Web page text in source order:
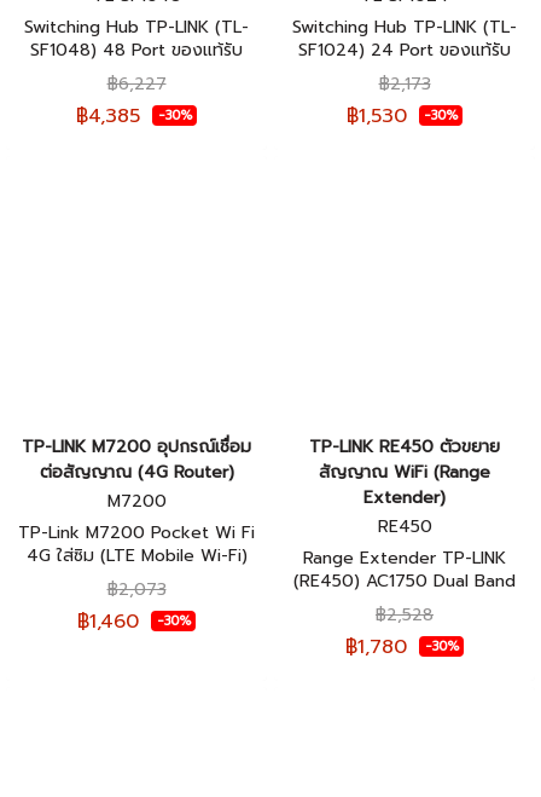
Switching Hub TP-LINK (TL-
SF1048) 48 Port ของแท้รับ
ประกันตลอดอายุการใช้งาน
฿6,227
฿4,385 -30%
Switching Hub TP-LINK (TL-
SF1024) 24 Port ของแท้รับ
ประกันตลอดอายุการใช้งาน
฿2,173
฿1,530 -30%
TP-LINK M7200 อุปกรณ์เชื่อม
ต่อสัญญาณ (4G Router)
M7200
TP-Link M7200 Pocket Wi Fi
4G ใส่ซิม (LTE Mobile Wi-Fi)
ประกันศูนย์ไทย 1 ปี
฿2,073
฿1,460 -30%
TP-LINK RE450 ตัวขยาย
สัญญาณ WiFi (Range
Extender)
RE450
Range Extender TP-LINK
(RE450) AC1750 Dual Band
Gigabit ของแท้รับประกันตลอด
อายุการใช้งาน
฿2,528
฿1,780 -30%